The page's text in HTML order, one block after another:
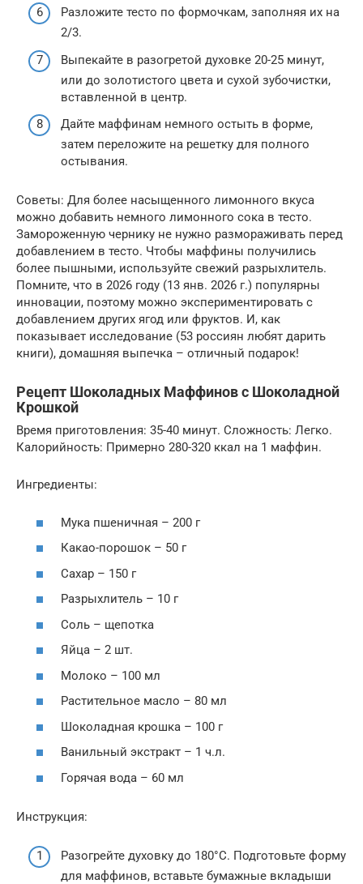
Разложите тесто по формочкам, заполняя их на
2/3.
Выпекайте в разогретой духовке 20-25 минут,
или до золотистого цвета и сухой зубочистки,
вставленной в центр.
Дайте маффинам немного остыть в форме,
затем переложите на решетку для полного
остывания.
Советы: Для более насыщенного лимонного вкуса
можно добавить немного лимонного сока в тесто.
Замороженную чернику не нужно размораживать перед
добавлением в тесто. Чтобы маффины получились
более пышными, используйте свежий разрыхлитель.
Помните, что в 2026 году (13 янв. 2026 г.) популярны
инновации, поэтому можно экспериментировать с
добавлением других ягод или фруктов. И, как
показывает исследование (53 россиян любят дарить
книги), домашняя выпечка – отличный подарок!
Рецепт Шоколадных Маффинов с Шоколадной
Крошкой
Время приготовления: 35-40 минут. Сложность: Легко.
Калорийность: Примерно 280-320 ккал на 1 маффин.
Ингредиенты:
Мука пшеничная – 200 г
Какао-порошок – 50 г
Сахар – 150 г
Разрыхлитель – 10 г
Соль – щепотка
Яйца – 2 шт.
Молоко – 100 мл
Растительное масло – 80 мл
Шоколадная крошка – 100 г
Ванильный экстракт – 1 ч.л.
Горячая вода – 60 мл
Инструкция:
Разогрейте духовку до 180°C. Подготовьте форму
для маффинов, вставьте бумажные вкладыши